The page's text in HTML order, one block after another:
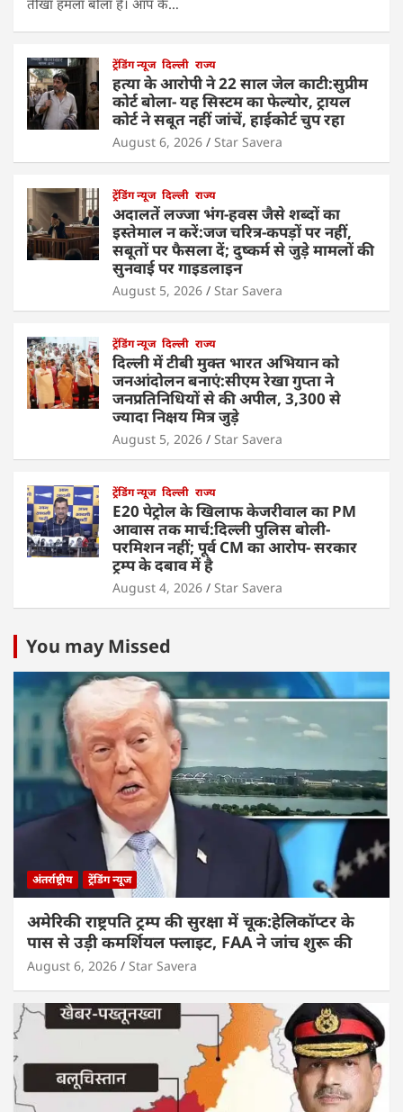
तीखा हमला बोला है। आप के…
ट्रेंडिंग न्यूज दिल्ली राज्य
हत्या के आरोपी ने 22 साल जेल काटी:सुप्रीम
कोर्ट बोला- यह सिस्टम का फेल्योर, ट्रायल
कोर्ट ने सबूत नहीं जांचें, हाईकोर्ट चुप रहा
August 6, 2026 Star Savera
ट्रेंडिंग न्यूज दिल्ली राज्य
अदालतें लज्जा भंग-हवस जैसे शब्दों का
इस्तेमाल न करें:जज चरित्र-कपड़ों पर नहीं,
सबूतों पर फैसला दें; दुष्कर्म से जुड़े मामलों की
सुनवाई पर गाइडलाइन
August 5, 2026 Star Savera
ट्रेंडिंग न्यूज दिल्ली राज्य
दिल्ली में टीबी मुक्त भारत अभियान को
जनआंदोलन बनाएं:सीएम रेखा गुप्ता ने
जनप्रतिनिधियों से की अपील, 3,300 से
ज्यादा निक्षय मित्र जुड़े
August 5, 2026 Star Savera
ट्रेंडिंग न्यूज दिल्ली राज्य
E20 पेट्रोल के खिलाफ केजरीवाल का PM
आवास तक मार्च:दिल्ली पुलिस बोली-
परमिशन नहीं; पूर्व CM का आरोप- सरकार
ट्रम्प के दबाव में है
August 4, 2026 Star Savera
You may Missed
अंतर्राष्ट्रीय ट्रेंडिंग न्यूज
अमेरिकी राष्ट्रपति ट्रम्प की सुरक्षा में चूक:हेलिकॉप्टर के
पास से उड़ी कमर्शियल फ्लाइट, FAA ने जांच शुरू की
August 6, 2026 Star Savera